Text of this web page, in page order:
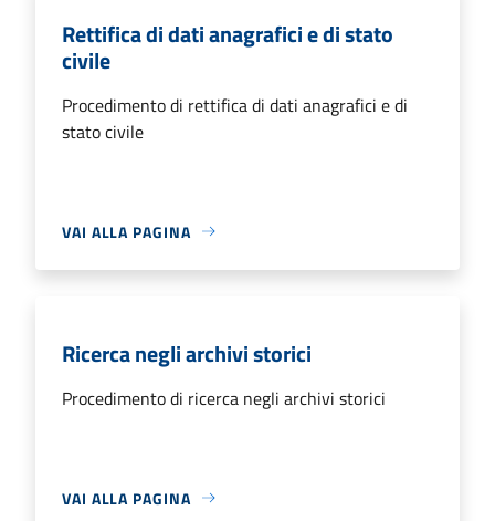
Rettifica di dati anagrafici e di stato
civile
Procedimento di rettifica di dati anagrafici e di
stato civile
VAI ALLA PAGINA
Ricerca negli archivi storici
Procedimento di ricerca negli archivi storici
VAI ALLA PAGINA